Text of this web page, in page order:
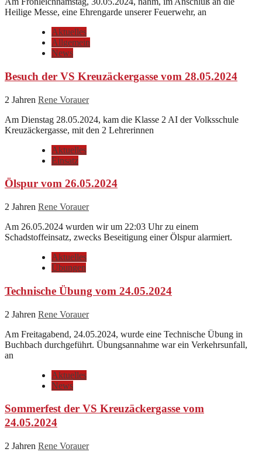
Heilige Messe, eine Ehrengarde unserer Feuerwehr, an
Aktuelles
Allgemein
News
Besuch der VS Kreuzäckergasse vom 28.05.2024
2 Jahren Rene Vorauer
Am Dienstag 28.05.2024, kam die Klasse 2 AI der Volksschule
Kreuzäckergasse, mit den 2 Lehrerinnen
Aktuelles
Einsatz
Ölspur vom 26.05.2024
2 Jahren Rene Vorauer
Am 26.05.2024 wurden wir um 22:03 Uhr zu einem
Schadstoffeinsatz, zwecks Beseitigung einer Ölspur alarmiert.
Aktuelles
Übungen
Technische Übung vom 24.05.2024
2 Jahren Rene Vorauer
Am Freitagabend, 24.05.2024, wurde eine Technische Übung in
Buchbach durchgeführt. Übungsannahme war ein Verkehrsunfall,
an
Aktuelles
News
Sommerfest der VS Kreuzäckergasse vom
24.05.2024
2 Jahren Rene Vorauer